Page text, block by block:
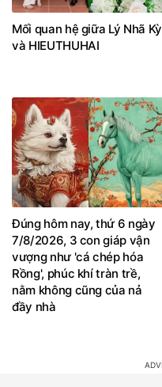
Mối quan hệ giữa Lý Nhã Kỳ
và HIEUTHUHAI
Đúng hôm nay, thứ 6 ngày
7/8/2026, 3 con giáp vận
vượng như 'cá chép hóa
Rồng', phúc khí tràn trề,
nằm không cũng của nả
đầy nhà